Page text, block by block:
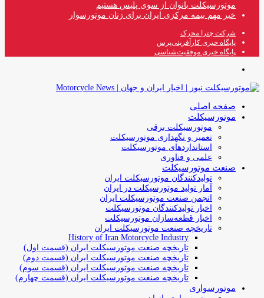
موتورسیکلت بانوان از سوی پلیس هستیم
خبر مهم بیمه مرکزی ایران برای زنان موتورسوار
شرکت چترا محرک
پایگاه خبری کارآفرینی‌پرس
پایگاه خبری موفقیت‌شناسی
صفحه اصلی
موتورسیکلت
موتورسیکلت برقی
تعمیر و نگهداری موتورسیکلت
استانداردهای موتورسیکلت
علمی و فناوری
صنعت موتورسیکلت
تولیدکنندگان موتورسیکلت ایران
آمار تولید موتورسیکلت در ایران
انجمن صنعت موتورسیکلت ایران
اخبار تولیدکنندگان موتورسیکلت
اخبار قطعه‌سازان موتورسیکلت
تاریخچه صنعت موتورسیکلت ایران
History of Iran Motorcycle Industry
تاریخچه صنعت موتورسیکلت ایران (قسمت اول)
تاریخچه صنعت موتورسیکلت ایران (قسمت دوم)
تاریخچه صنعت موتورسیکلت ایران (قسمت سوم)
تاریخچه صنعت موتورسیکلت ایران (قسمت چهارم)
موتورسواری